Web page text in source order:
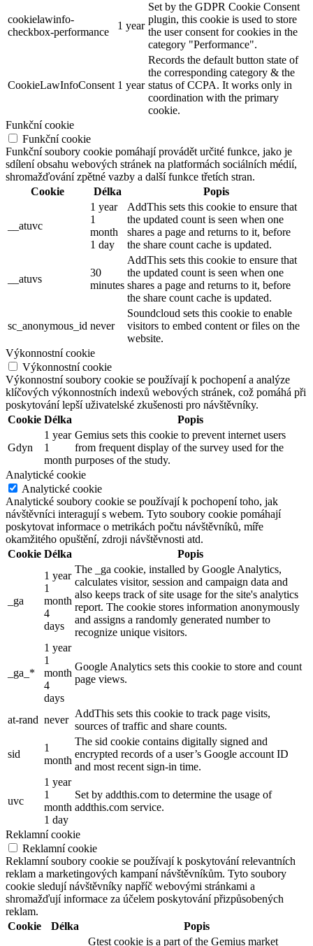
cookielawinfo-
checkbox-performance
1 year
Set by the GDPR Cookie Consent
plugin, this cookie is used to store
the user consent for cookies in the
category "Performance".
CookieLawInfoConsent 1 year
Records the default button state of
the corresponding category & the
status of CCPA. It works only in
coordination with the primary
cookie.
Funkční cookie
Funkční cookie
Funkční soubory cookie pomáhají provádět určité funkce, jako je
sdílení obsahu webových stránek na platformách sociálních médií,
shromažďování zpětné vazby a další funkce třetích stran.
Cookie
Délka Popis
__atuvc
1 year
1
month
1 day
AddThis sets this cookie to ensure that
the updated count is seen when one
shares a page and returns to it, before
the share count cache is updated.
__atuvs
30
minutes
AddThis sets this cookie to ensure that
the updated count is seen when one
shares a page and returns to it, before
the share count cache is updated.
sc_anonymous_id never
Soundcloud sets this cookie to enable
visitors to embed content or files on the
website.
Výkonnostní cookie
Výkonnostní cookie
Výkonnostní soubory cookie se používají k pochopení a analýze
klíčových výkonnostních indexů webových stránek, což pomáhá při
poskytování lepší uživatelské zkušenosti pro návštěvníky.
Cookie Délka Popis
Gdyn
1 year
1
month
Gemius sets this cookie to prevent internet users
from frequent display of the survey used for the
purposes of the study.
Analytické cookie
Analytické cookie
Analytické soubory cookie se používají k pochopení toho, jak
návštěvníci interagují s webem. Tyto soubory cookie pomáhají
poskytovat informace o metrikách počtu návštěvníků, míře
okamžitého opuštění, zdroji návštěvnosti atd.
Cookie Délka Popis
_ga
1 year
1
month
4
days
The _ga cookie, installed by Google Analytics,
calculates visitor, session and campaign data and
also keeps track of site usage for the site's analytics
report. The cookie stores information anonymously
and assigns a randomly generated number to
recognize unique visitors.
_ga_*
1 year
1
month
4
days
Google Analytics sets this cookie to store and count
page views.
at-rand never
AddThis sets this cookie to track page visits,
sources of traffic and share counts.
sid
1
month
The sid cookie contains digitally signed and
encrypted records of a user’s Google account ID
and most recent sign-in time.
uvc
1 year
1
month
1 day
Set by addthis.com to determine the usage of
addthis.com service.
Reklamní cookie
Reklamní cookie
Reklamní soubory cookie se používají k poskytování relevantních
reklam a marketingových kampaní návštěvníkům. Tyto soubory
cookie sledují návštěvníky napříč webovými stránkami a
shromažďují informace za účelem poskytování přizpůsobených
reklam.
Cookie
Délka
Popis
Gtest cookie is a part of the Gemius market